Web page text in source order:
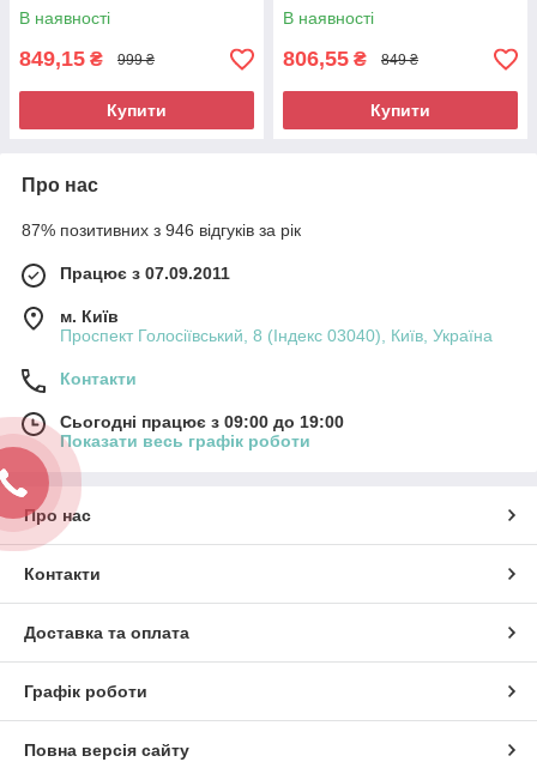
В наявності
849,15 ₴ 999 ₴
Купити
В наявності
806,55 ₴ 849 ₴
Купити
Про нас
87% позитивних з 946 відгуків за рік
Працює з 07.09.2011
м. Київ
Проспект Голосіївський, 8 (Індекс 03040), Київ, Україна
Контакти
Сьогодні працює з 09:00 до 19:00
Показати весь графік роботи
Про нас
Контакти
Доставка та оплата
Графік роботи
Повна версія сайту